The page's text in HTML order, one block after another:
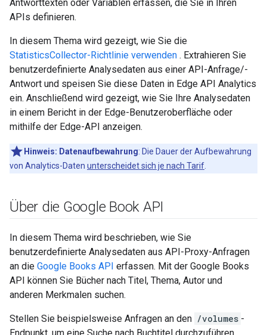
Antworttexten oder Variablen erfassen, die Sie in Ihren
APIs definieren.
In diesem Thema wird gezeigt, wie Sie die
StatisticsCollector-Richtlinie verwenden . Extrahieren Sie
benutzerdefinierte Analysedaten aus einer API-Anfrage/-
Antwort und speisen Sie diese Daten in Edge API Analytics
ein. Anschließend wird gezeigt, wie Sie Ihre Analysedaten
in einem Bericht in der Edge-Benutzeroberfläche oder
mithilfe der Edge-API anzeigen.
Hinweis: Datenaufbewahrung: Die Dauer der Aufbewahrung
von Analytics-Daten unterscheidet sich je nach Tarif
Über die Google Book API
In diesem Thema wird beschrieben, wie Sie
benutzerdefinierte Analysedaten aus API-Proxy-Anfragen
an die Google Books API erfassen. Mit der Google Books
API können Sie Bücher nach Titel, Thema, Autor und
anderen Merkmalen suchen.
Stellen Sie beispielsweise Anfragen an den /volumes -